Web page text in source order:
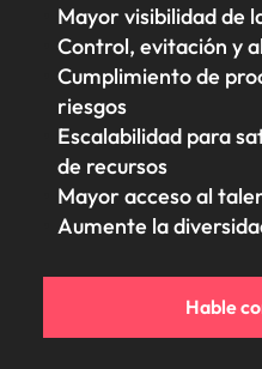
Mayor visibilidad de
Control, evitación y
Cumplimiento de
riesgos
Escalabilidad para
de recursos
Mayor acceso al
Aumente la
Hable